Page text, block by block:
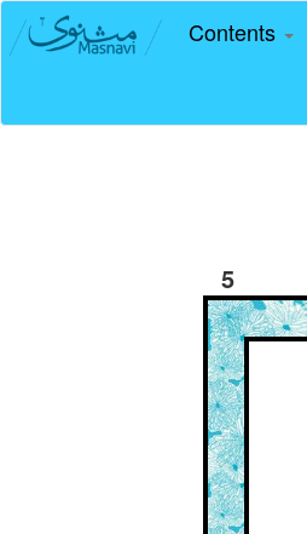
Contents
5